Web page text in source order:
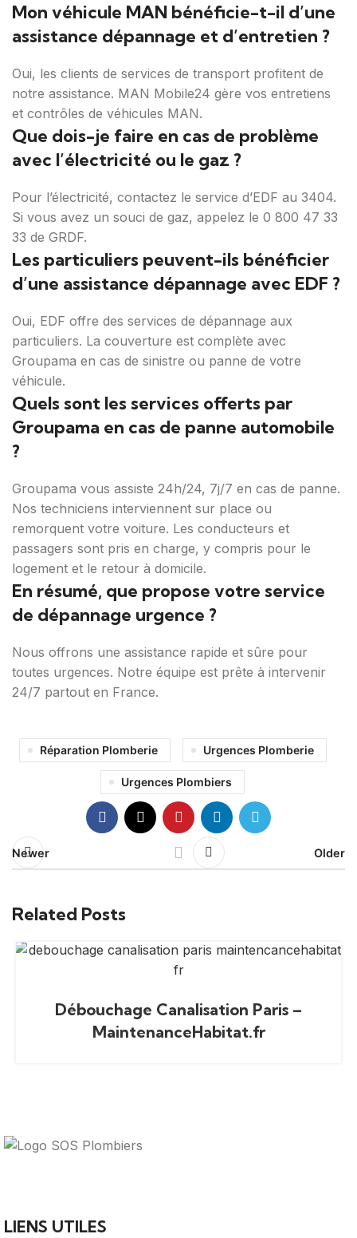
Mon véhicule MAN bénéficie-t-il d’une
assistance dépannage et d’entretien ?
Oui, les clients de services de transport profitent de
notre assistance. MAN Mobile24 gère vos entretiens
et contrôles de véhicules MAN.
Que dois-je faire en cas de problème
avec l’électricité ou le gaz ?
Pour l’électricité, contactez le service d’EDF au 3404.
Si vous avez un souci de gaz, appelez le 0 800 47 33
33 de GRDF.
Les particuliers peuvent-ils bénéficier
d’une assistance dépannage avec EDF ?
Oui, EDF offre des services de dépannage aux
particuliers. La couverture est complète avec
Groupama en cas de sinistre ou panne de votre
véhicule.
Quels sont les services offerts par
Groupama en cas de panne automobile
?
Groupama vous assiste 24h/24, 7j/7 en cas de panne.
Nos techniciens interviennent sur place ou
remorquent votre voiture. Les conducteurs et
passagers sont pris en charge, y compris pour le
logement et le retour à domicile.
En résumé, que propose votre service
de dépannage urgence ?
Nous offrons une assistance rapide et sûre pour
toutes urgences. Notre équipe est prête à intervenir
24/7 partout en France.
Réparation Plomberie Urgences Plomberie
Urgences Plombiers
Newer Older
Related Posts
Débouchage Canalisation Paris –
MaintenanceHabitat.fr
LIENS UTILES